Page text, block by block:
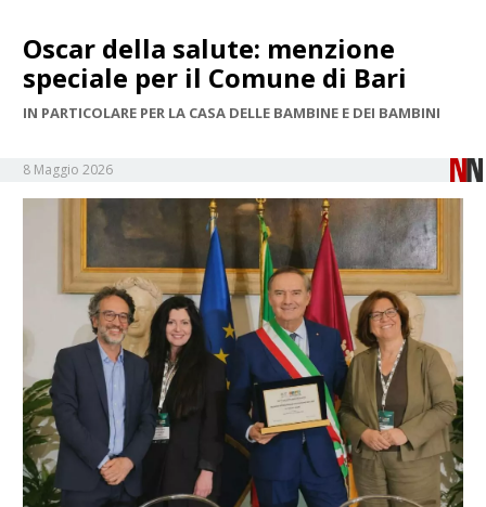
Oscar della salute: menzione
speciale per il Comune di Bari
IN PARTICOLARE PER LA CASA DELLE BAMBINE E DEI BAMBINI
8 Maggio 2026